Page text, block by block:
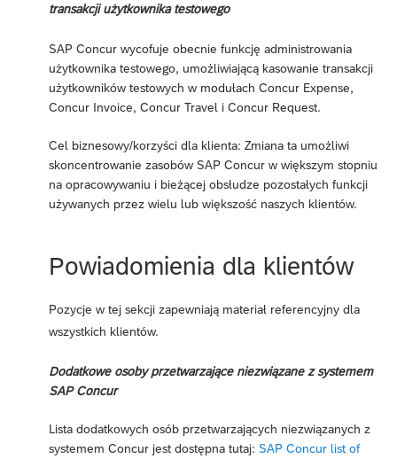
transakcji użytkownika testowego
SAP Concur wycofuje obecnie funkcję administrowania
użytkownika testowego, umożliwiającą kasowanie transakcji
użytkowników testowych w modułach Concur Expense,
Concur Invoice, Concur Travel i Concur Request.
Cel biznesowy/korzyści dla klienta: Zmiana ta umożliwi
skoncentrowanie zasobów SAP Concur w większym stopniu
na opracowywaniu i bieżącej obsłudze pozostałych funkcji
używanych przez wielu lub większość naszych klientów.
Powiadomienia dla klientów
Pozycje w tej sekcji zapewniają materiał referencyjny dla
wszystkich klientów.
Dodatkowe osoby przetwarzające niezwiązane z systemem
SAP Concur
Lista dodatkowych osób przetwarzających niezwiązanych z
systemem Concur jest dostępna tutaj: SAP Concur list of